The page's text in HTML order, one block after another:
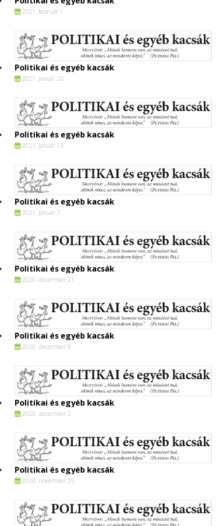
2021. február 1.
Politikai és egyéb kacsák
2021. január 20.
Politikai és egyéb kacsák
2021. január 13.
Politikai és egyéb kacsák
2021. január 7.
Politikai és egyéb kacsák
2020. december 21.
Politikai és egyéb kacsák
2020. december 9.
Politikai és egyéb kacsák
2020. december 2.
Politikai és egyéb kacsák
2020. november 25.